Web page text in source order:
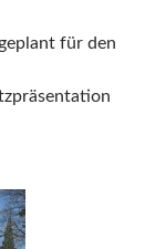
für den